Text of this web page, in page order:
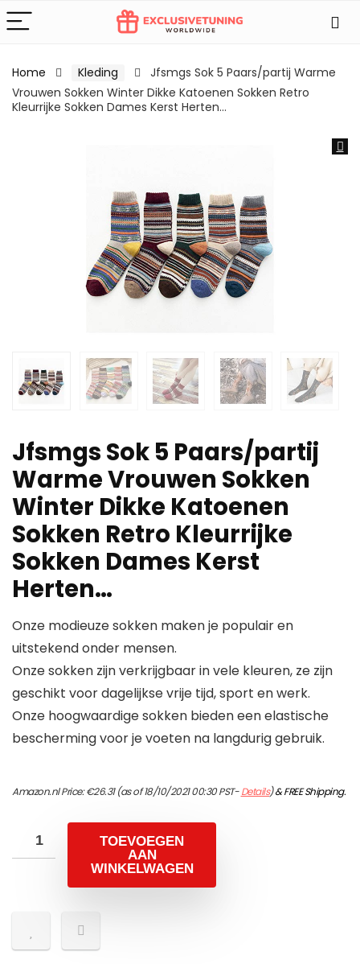
Home Kleding
Jfsmgs Sok 5 Paars/partij Warme
Vrouwen Sokken Winter Dikke Katoenen Sokken Retro
Kleurrijke Sokken Dames Kerst Herten…
Jfsmgs Sok 5 Paars/partij
Warme Vrouwen Sokken
Winter Dikke Katoenen
Sokken Retro Kleurrijke
Sokken Dames Kerst
Herten…
Onze modieuze sokken maken je populair en
uitstekend onder mensen.
Onze sokken zijn verkrijgbaar in vele kleuren, ze zijn
geschikt voor dagelijkse vrije tijd, sport en werk.
Onze hoogwaardige sokken bieden een elastische
bescherming voor je voeten na langdurig gebruik.
Amazon.nl Price:€26.31(as of 18/10/2021 00:30 PST-Details)&FREE Shipping.
TOEVOEGEN
AAN
WINKELWAGEN